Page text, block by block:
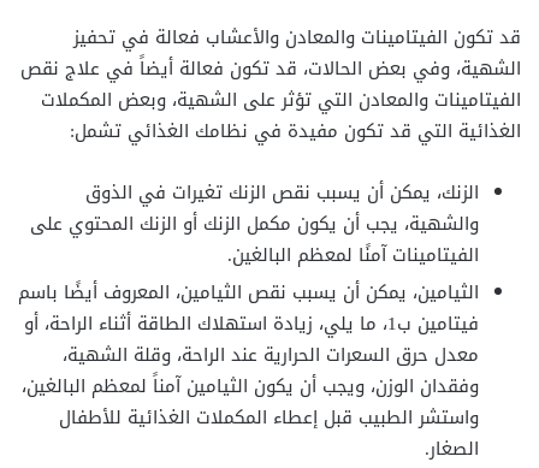
قد تكون الفيتامينات والمعادن والأعشاب فعالة في تحفيز
الشهية، وفي بعض الحالات، قد تكون فعالة أيضاً في علاج نقص
الفيتامينات والمعادن التي تؤثر على الشهية، وبعض المكملات
الغذائية التي قد تكون مفيدة في نظامك الغذائي تشمل:
الزنك، يمكن أن يسبب نقص الزنك تغيرات في الذوق
والشهية، يجب أن يكون مكمل الزنك أو الزنك المحتوي على
الفيتامينات آمنًا لمعظم البالغين.
الثيامين، يمكن أن يسبب نقص الثيامين، المعروف أيضًا باسم
فيتامين ب1، ما يلي، زيادة استهلاك الطاقة أثناء الراحة، أو
معدل حرق السعرات الحرارية عند الراحة، وقلة الشهية،
وفقدان الوزن، ويجب أن يكون الثيامين آمناً لمعظم البالغين،
واستشر الطبيب قبل إعطاء المكملات الغذائية للأطفال
الصغار.